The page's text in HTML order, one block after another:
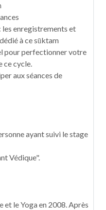
les enregistrements et
à ce sūktam
pour perfectionner votre
ce cycle.
aux séances de
ayant suivi le stage
Védique".
et le Yoga en 2008. Après